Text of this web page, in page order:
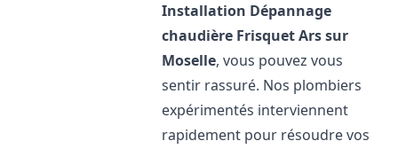
Installation Dépannage
chaudière FrisquetArs sur
Moselle, vous pouvez vous
sentir rassuré. Nos plombiers
expérimentés interviennent
rapidement pour résoudre vos